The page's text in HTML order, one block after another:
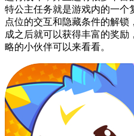
特公主任务就是游戏内的一个
点位的交互和隐藏条件的解锁
成之后就可以获得丰富的奖
略的小伙伴可以来看看。